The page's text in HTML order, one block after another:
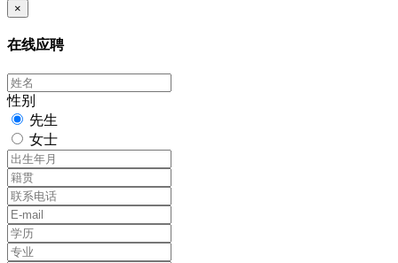
×
在线应聘
性别
先生
女士